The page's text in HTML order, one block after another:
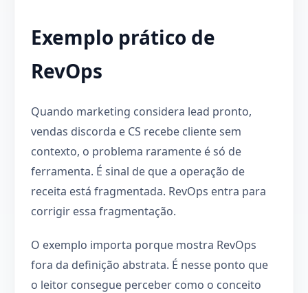
Exemplo prático de
RevOps
Quando marketing considera lead pronto,
vendas discorda e CS recebe cliente sem
contexto, o problema raramente é só de
ferramenta. É sinal de que a operação de
receita está fragmentada. RevOps entra para
corrigir essa fragmentação.
O exemplo importa porque mostra RevOps
fora da definição abstrata. É nesse ponto que
o leitor consegue perceber como o conceito